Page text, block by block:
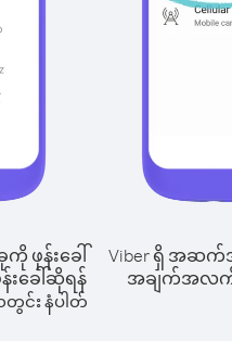
ဖုန်းခေါ်
ခေါ်ဆိုရန်
င်း နံပါတ်
Viber ရှိ အဆက်
အချက်အလက် မ